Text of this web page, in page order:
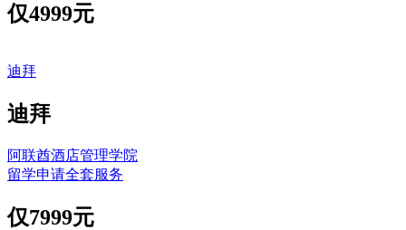
仅4999元
迪拜
迪拜
阿联酋酒店管理学院
留学申请全套服务
仅7999元